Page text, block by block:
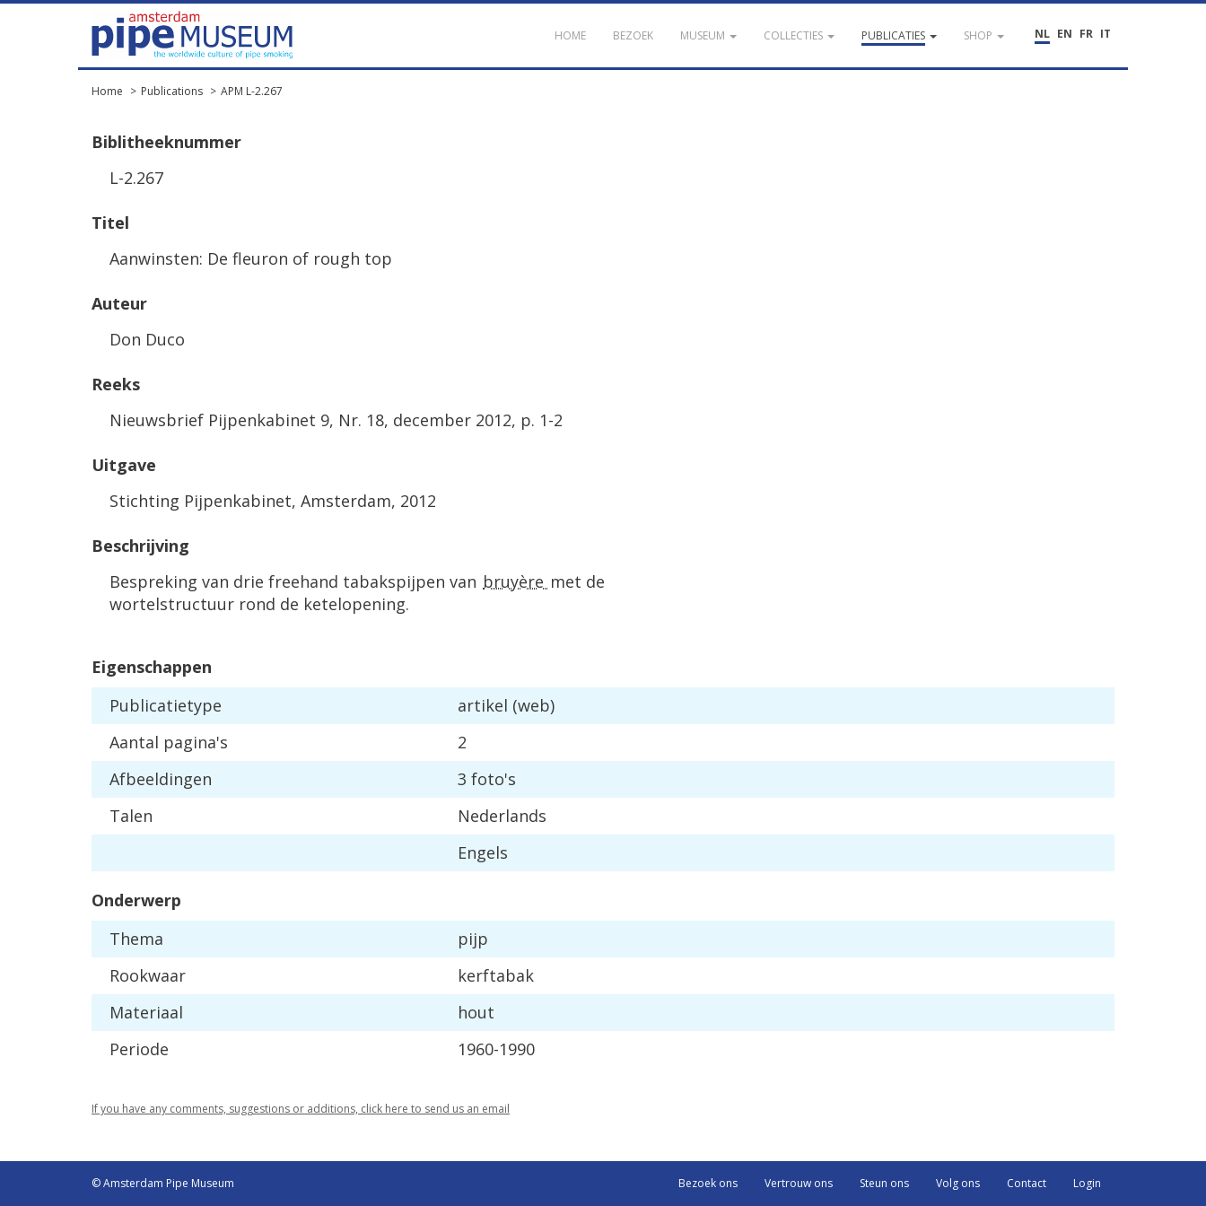
NL EN FR IT
HOME BEZOEK MUSEUM COLLECTIES PUBLICATIES SHOP
Home Publications APM L-2.267
Biblitheeknummer
L-2.267
Titel
Aanwinsten: De fleuron of rough top
Auteur
Don Duco
Reeks
Nieuwsbrief Pijpenkabinet 9, Nr. 18, december 2012, p. 1-2
Uitgave
Stichting Pijpenkabinet, Amsterdam, 2012
Beschrijving
Bespreking van drie freehand tabakspijpen van bruyère met de
wortelstructuur rond de ketelopening.
Eigenschappen
Publicatietype
artikel (web)
Aantal pagina's
2
Afbeeldingen
3 foto's
Talen
Nederlands
Engels
Onderwerp
Thema
pijp
Rookwaar
kerftabak
Materiaal
hout
Periode
1960-1990
If you have any comments, suggestions or additions, click here to send us an email
© Amsterdam Pipe Museum Bezoek ons Vertrouw ons Steun ons Volg ons Contact Login